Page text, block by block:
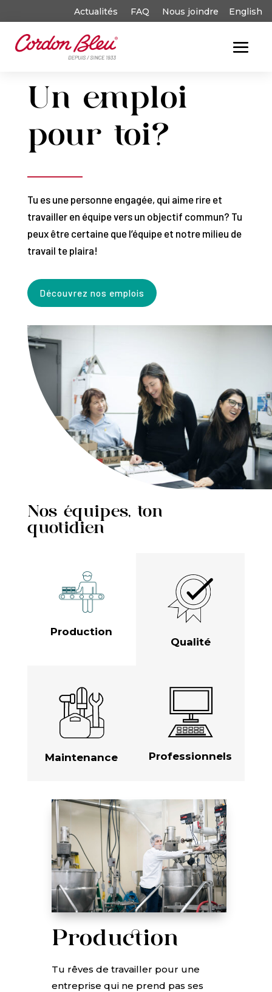
Actualités FAQ Nous joindre English
Un emploi
pour toi?
Tu es une personne engagée, qui aime rire et
travailler en équipe vers un objectif commun? Tu
peux être certaine que l’équipe et notre milieu de
travail te plaira!
Découvrez nos emplois
Nos équipes, ton
quotidien
Production
Qualité
Maintenance Professionnels
Production
Tu rêves de travailler pour une
entreprise qui ne prend pas ses